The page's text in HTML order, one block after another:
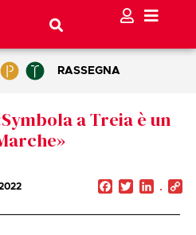
RASSEGNA
a Treia è un
Facebook
Twitter